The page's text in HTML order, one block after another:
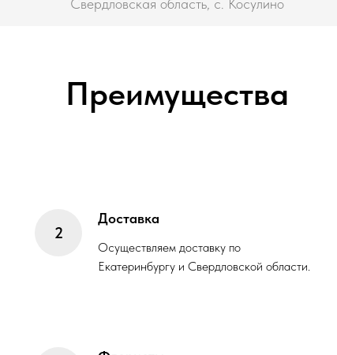
Свердловская область, с. Косулино
Преимущества
Доставка
Осуществляем доставку по
Екатеринбургу и Свердловской области.